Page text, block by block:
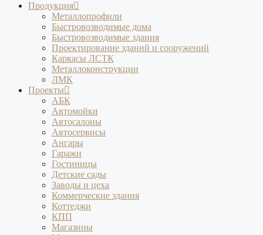
Продукция
Металлопрофили
Быстровозводимые дома
Быстровозводимые здания
Проектирование зданий и сооружений
Каркасы ЛСТК
Металлоконструкции
ЛМК
Проекты
АБК
Автомойки
Автосалоны
Автосервисы
Ангары
Гаражи
Гостиницы
Детские сады
Заводы и цеха
Коммерческие здания
Коттеджи
КПП
Магазины